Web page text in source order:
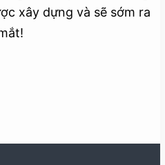
xây dựng và sẽ sớm ra